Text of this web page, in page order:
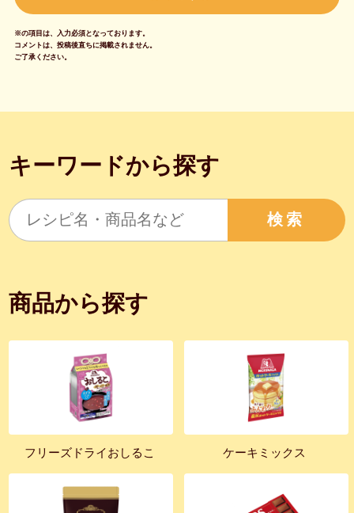
※の項目は、入力必須となっております。
コメントは、投稿後直ちに掲載されません。
ご了承ください。
キーワードから探す
検索
商品から探す
フリーズドライおしるこ ケーキミックス